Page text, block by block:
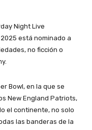
Night Live
está nominado a
no ficción o
Bowl, en la que se
New England Patriots,
el continente, no solo
las banderas de la